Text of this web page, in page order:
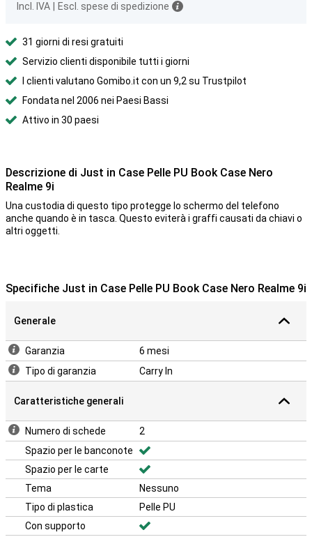
Incl. IVA Escl. spese di spedizione
31 giorni di resi gratuiti
Servizio clienti disponibile tutti i giorni
I clienti valutano Gomibo.it con un 9,2 su Trustpilot
Fondata nel 2006 nei Paesi Bassi
Attivo in 30 paesi
Descrizione di Just in Case Pelle PU Book Case Nero
Realme 9i
Una custodia di questo tipo protegge lo schermo del telefono
anche quando è in tasca. Questo eviterà i graffi causati da chiavi o
altri oggetti.
Specifiche Just in Case Pelle PU Book Case Nero Realme 9i
Generale
Garanzia
6 mesi
Tipo di garanzia
Carry In
Caratteristiche generali
Numero di schede
2
Spazio per le banconote
Spazio per le carte
Tema
Nessuno
Tipo di plastica
Pelle PU
Con supporto